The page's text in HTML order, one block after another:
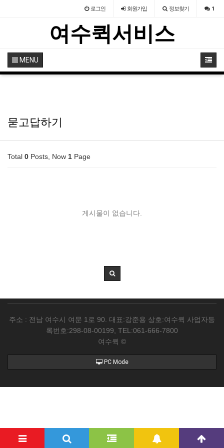
로그인 회원가입 정보찾기 1
여수퀵서비스
MENU
묻고답하기
Total 0 Posts, Now 1 Page
게시물이 없습니다.
주소 : 전남 여수시 여문 1로 90. 대표:강준용 상호:여수퀵 사업자등
록번호:298-08-00199, TEL:061-666-7800
여수퀵 ©
PC Mode